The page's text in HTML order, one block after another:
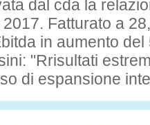
dal cda la
Fatturato a
in aumento
"Rrisultati
di espansione